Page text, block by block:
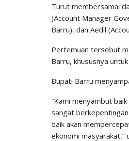
Turut membersamai
(Account Manager
Barru), dan Aedil
Pertemuan tersebut
Barru, khususnya
Bupati Barru
“Kami menyambut
sangat
baik akan
ekonomi masyarakat,”